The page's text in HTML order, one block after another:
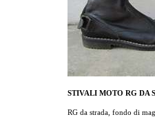
STIVALI MOTO RG DA
RG da strada, fondo di